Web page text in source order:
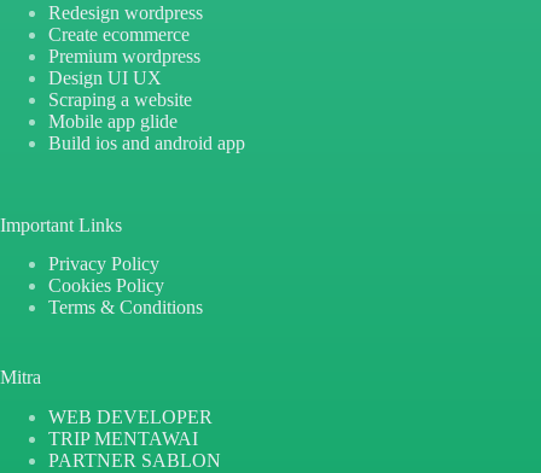
Redesign wordpress
Create ecommerce
Premium wordpress
Design UI UX
Scraping a website
Mobile app glide
Build ios and android app
Important Links
Privacy Policy
Cookies Policy
Terms & Conditions
Mitra
WEB DEVELOPER
TRIP MENTAWAI
PARTNER SABLON